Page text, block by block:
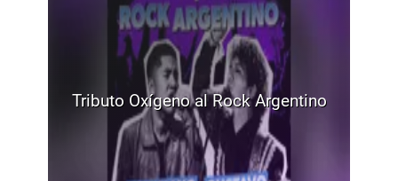
Tributo Oxígeno al Rock Argentino